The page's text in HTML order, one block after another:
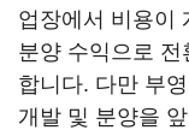
업장에서 비용이
분양 수익으로
합니다. 다만 부
개발 및 분양을